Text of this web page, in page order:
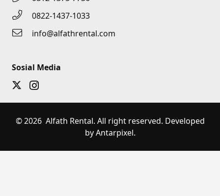
0822-1437-1033
info@alfathrental.com
Sosial Media
© 2026 Alfath Rental. All right reserved. Developed
by Antarpixel.